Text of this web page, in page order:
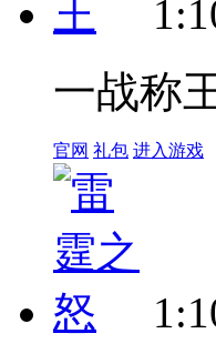
一战称
官网 礼包 进入游戏